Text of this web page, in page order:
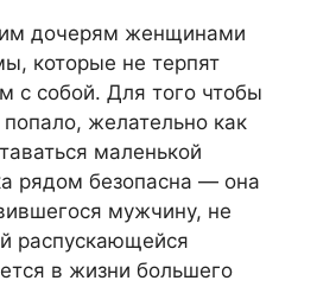
дочерям женщинами
которые не терпят
с собой. Для того чтобы
желательно как
маленькой
рядом безопасна — она
мужчину, не
распускающейся
в жизни большего